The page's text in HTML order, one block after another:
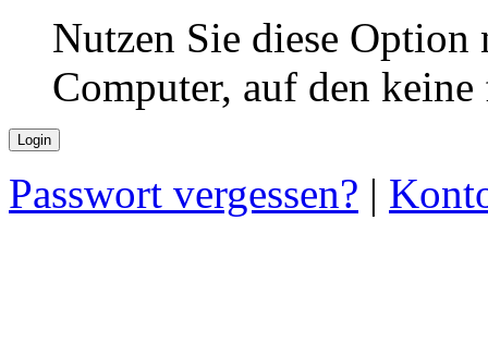
Nutzen Sie diese
Computer, auf den
Passwort vergessen? |